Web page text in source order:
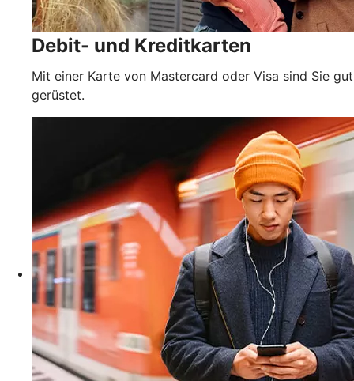
Debit- und Kreditkarten
Mit einer Karte von Mastercard oder Visa sind Sie gut
gerüstet.